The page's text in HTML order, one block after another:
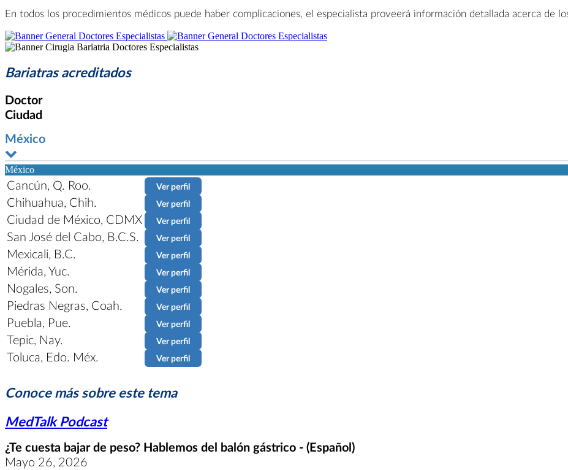
En todos los procedimientos médicos puede haber complicaciones, el especialista proveerá información detallada acerca de
Bariatras acreditados
Doctor
Ciudad
México
México
Cancún, Q. Roo. Ver perfil
Chihuahua, Chih. Ver perfil
Ciudad de México, CDMX Ver perfil
San José del Cabo, B.C.S. Ver perfil
Mexicali, B.C. Ver perfil
Mérida, Yuc. Ver perfil
Nogales, Son. Ver perfil
Piedras Negras, Coah. Ver perfil
Puebla, Pue. Ver perfil
Tepic, Nay. Ver perfil
Toluca, Edo. Méx. Ver perfil
Conoce más sobre este tema
MedTalk Podcast
¿Te cuesta bajar de peso? Hablemos del balón gástrico - (Español)
Mayo 26, 2026